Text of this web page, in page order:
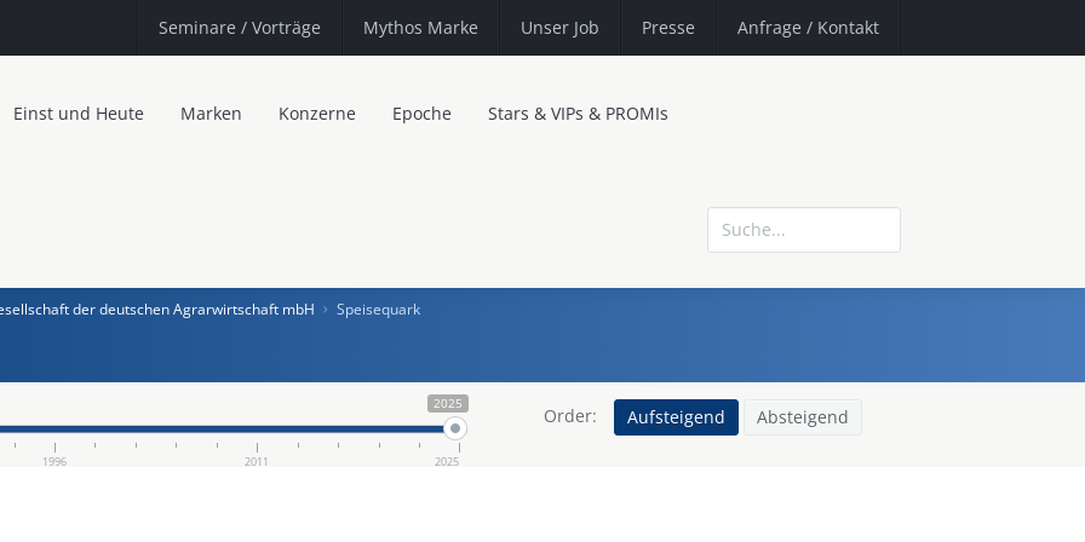
Seminare / Vorträge Mythos Marke Unser Job Presse Anfrage / Kontakt
Einst und Heute Marken Konzerne Epoche Stars & VIPs & PROMIs
der deutschen Agrarwirtschaft mbH Speisequark
2025
1996 2011 2025
Order: Aufsteigend Absteigend